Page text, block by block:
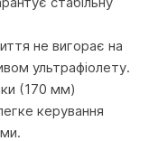
не вигорає на
ультрафіолету.
(170 мм)
керування